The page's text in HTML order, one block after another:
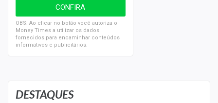
DESTAQUES
OBS: Ao clicar no botão você autoriza o
Money Times a utilizar os dados
fornecidos para encaminhar conteúdos
informativos e publicitários.